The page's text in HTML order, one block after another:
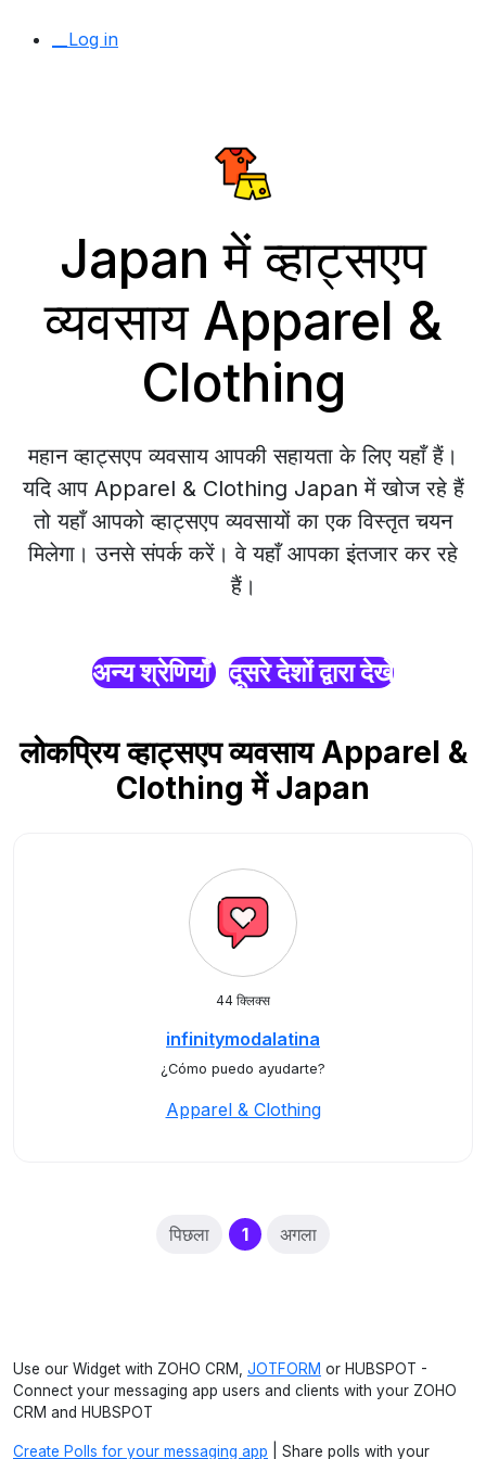
__Log in
Japan में व्हाट्सएप
व्यवसाय Apparel &
Clothing
महान व्हाट्सएप व्यवसाय आपकी सहायता के लिए यहाँ हैं।
यदि आप Apparel & Clothing Japan में खोज रहे हैं
तो यहाँ आपको व्हाट्सएप व्यवसायों का एक विस्तृत चयन
मिलेगा। उनसे संपर्क करें। वे यहाँ आपका इंतजार कर रहे
हैं।
अन्य श्रेणियाँ दूसरे देशों द्वारा देखें
लोकप्रिय व्हाट्सएप व्यवसाय Apparel &
Clothing में Japan
44 क्लिक्स
infinitymodalatina
¿Cómo puedo ayudarte?
Apparel & Clothing
पिछला 1(current)
अगला
Use our Widget with ZOHO CRM, JOTFORM or HUBSPOT -
Connect your messaging app users and clients with your ZOHO
CRM and HUBSPOT
Create Polls for your messaging app | Share polls with your